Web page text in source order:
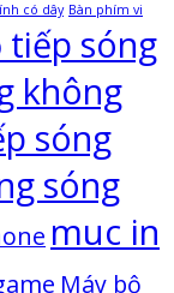
có dây Bàn phím vi
tiếp sóng
không
sóng
sóng
muc in
Máy bộ